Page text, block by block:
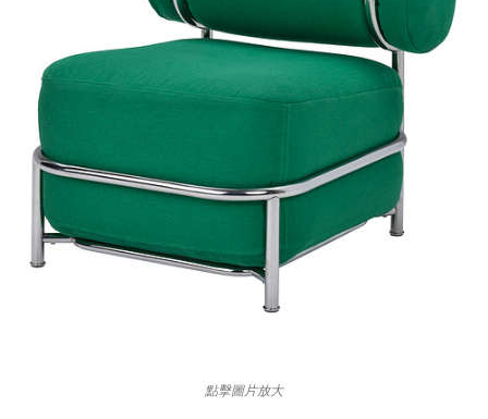
點擊圖片放大